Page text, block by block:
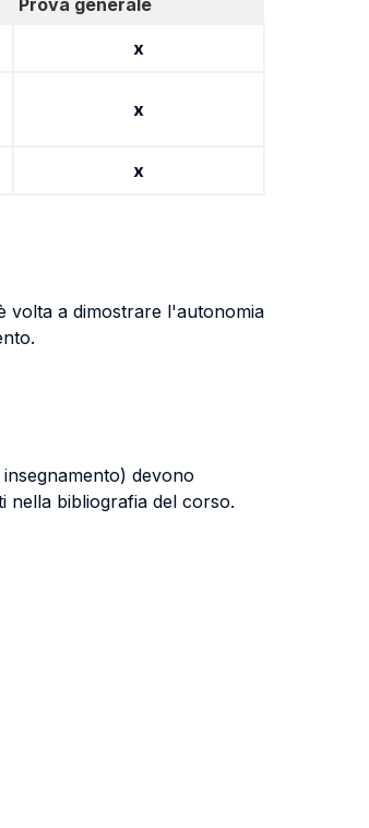
Prova generale
x
x
x
volta a dimostrare l'autonomia
devono
nella bibliografia del corso.